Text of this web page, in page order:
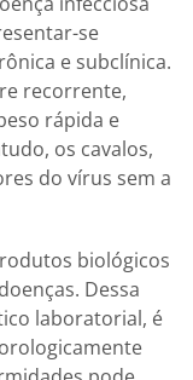
se
e subclínica.
recorrente,
rápida e
os cavalos,
do vírus sem a
biológicos
Dessa
laboratorial, é